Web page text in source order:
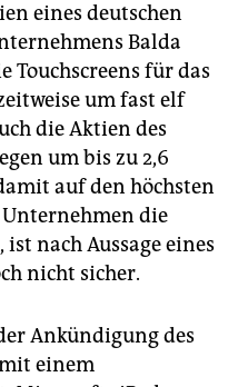
eines deutschen
Balda
Touchscreens für das
um fast elf
die Aktien des
um bis zu 2,6
auf den höchsten
Unternehmen die
nach Aussage eines
nicht sicher.
Ankündigung des
einem